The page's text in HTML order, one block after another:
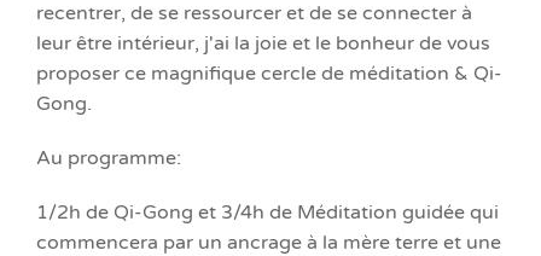
recentrer, de se ressourcer et de se connecter à
leur être intérieur, j'ai la joie et le bonheur de vous
proposer ce magnifique cercle de méditation & Qi-
Gong.
Au programme:
1/2h de Qi-Gong et 3/4h de Méditation guidée qui
commencera par un ancrage à la mère terre et une